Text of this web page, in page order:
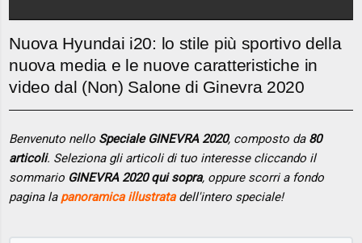
Nuova Hyundai i20: lo stile più sportivo della
nuova media e le nuove caratteristiche in
video dal (Non) Salone di Ginevra 2020
Benvenuto nello Speciale GINEVRA 2020, composto da 80
articoli. Seleziona gli articoli di tuo interesse cliccando il
sommario GINEVRA 2020 qui sopra, oppure scorri a fondo
pagina la panoramica illustratadell'intero speciale!